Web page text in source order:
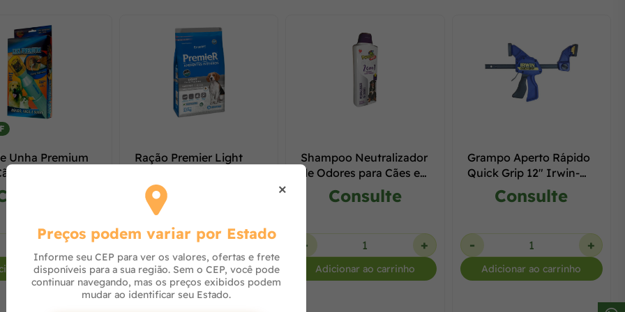
Unha Premium
e Gatos
+
ao carrinho
Ração Premier Light
Cães Adultos Raças
Pequenas Fra
Consulte
+
Adicionar ao carrinho
Shampoo Neutralizador
de Odores para Cães e
Gatos Power Pets 700
Consulte
- +
Adicionar ao carrinho
Grampo Aperto Rápido
Quick Grip 12" Irwin-
IW1971Consulte
- +
Adicionar ao carrinho
×
Preços podem variar por Estado
Informe seu CEP para ver os valores, ofertas e frete
disponíveis para a sua região. Sem o CEP, você pode
continuar navegando, mas os preços exibidos podem
mudar ao identificar seu Estado.